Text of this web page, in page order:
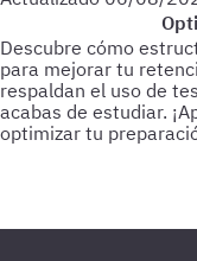
Descubre cómo
para mejorar tu
respaldan el uso de
acabas de estudiar.
optimizar tu